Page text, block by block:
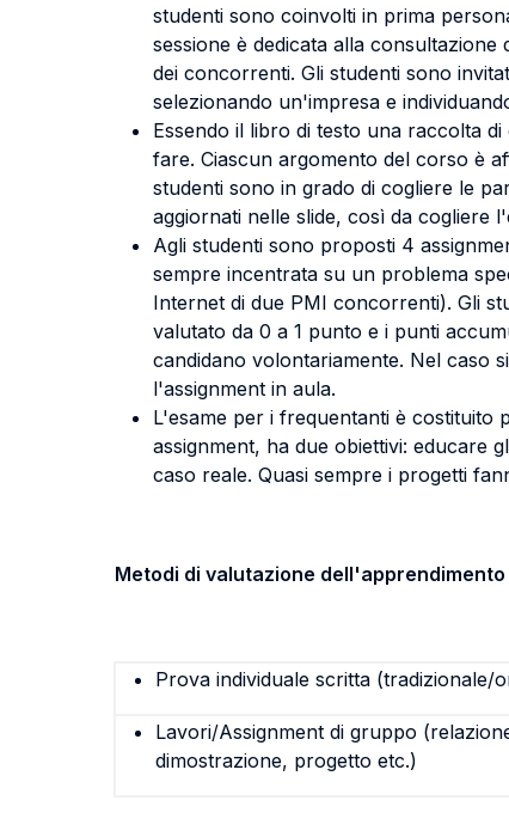
studenti sono coinvolti in prima
sessione è dedicata alla
dei concorrenti. Gli studenti sono
selezionando un'impresa e
Essendo il libro di testo una raccolta
fare. Ciascun argomento del corso è
studenti sono in grado di cogliere le
aggiornati nelle slide, così da cogliere
Agli studenti sono proposti 4
sempre incentrata su un problema
Internet di due PMI concorrenti). Gli
valutato da 0 a 1 punto e i punti
candidano volontariamente. Nel caso
l'assignment in aula.
L'esame per i frequentanti è costituito
assignment, ha due obiettivi: educare
caso reale. Quasi sempre i progetti
Metodi di valutazione dell'apprendimento
Prova individuale scritta (tradizionale/
Lavori/Assignment di gruppo
dimostrazione, progetto etc.)